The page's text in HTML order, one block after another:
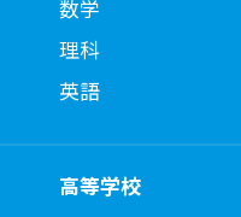
数学
理科
英語
高等学校